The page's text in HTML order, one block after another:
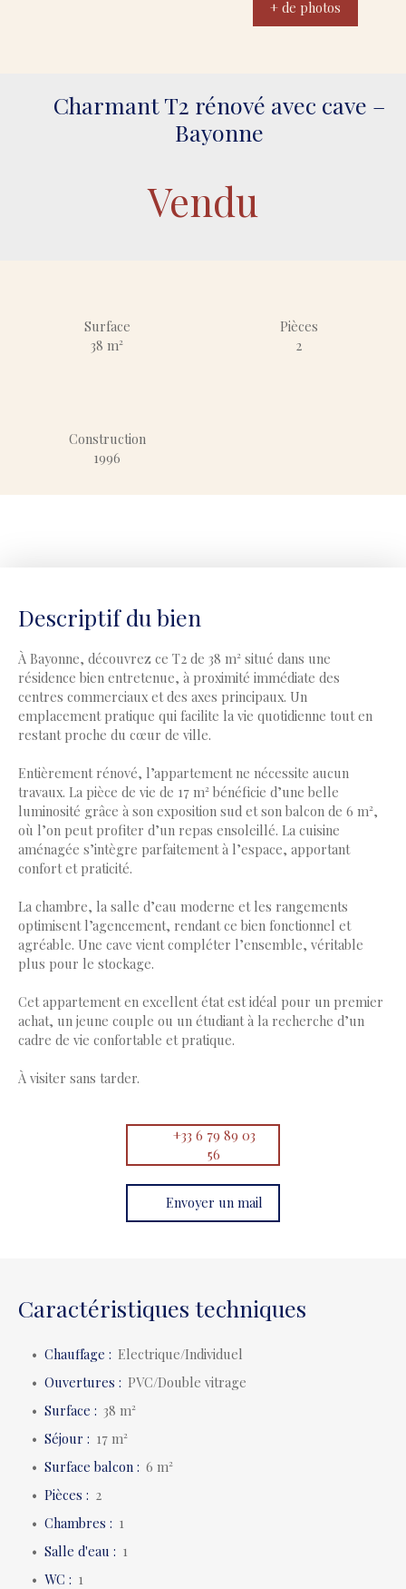
+ de photos
Charmant T2 rénové avec cave –
Bayonne
Vendu
Surface
38m²
Pièces
2
Construction
1996
Descriptif du bien
À Bayonne, découvrez ce T2 de 38 m² situé dans une
résidence bien entretenue, à proximité immédiate des
centres commerciaux et des axes principaux. Un
emplacement pratique qui facilite la vie quotidienne tout en
restant proche du cœur de ville.
Entièrement rénové, l’appartement ne nécessite aucun
travaux. La pièce de vie de 17 m² bénéficie d’une belle
luminosité grâce à son exposition sud et son balcon de 6 m²,
où l’on peut profiter d’un repas ensoleillé. La cuisine
aménagée s’intègre parfaitement à l’espace, apportant
confort et praticité.
La chambre, la salle d’eau moderne et les rangements
optimisent l’agencement, rendant ce bien fonctionnel et
agréable. Une cave vient compléter l’ensemble, véritable
plus pour le stockage.
Cet appartement en excellent état est idéal pour un premier
achat, un jeune couple ou un étudiant à la recherche d’un
cadre de vie confortable et pratique.
À visiter sans tarder.
+33 6 79 89 03
56
Envoyer un mail
Caractéristiques techniques
Chauffage : Electrique/Individuel
Ouvertures : PVC/Double vitrage
Surface : 38m²
Séjour : 17m²
Surface balcon : 6m²
Pièces : 2
Chambres : 1
Salle d'eau : 1
WC : 1